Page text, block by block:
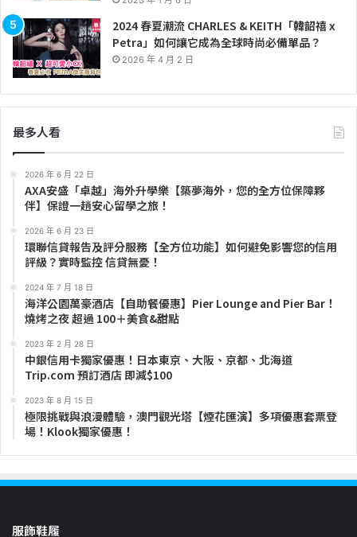
2024 春夏潮流 CHARLES & KEITH「韓韶禧 x
Petra」如何讓它成為全球時尚必備單品？
2026 年 4 月 2 日
最多人看
2026 年 6 月 22 日
AXA安盛「卓越」海外升學樂【築夢海外，您的全方位保障夥
伴】保證一趟安心留學之旅！
2026 年 6 月 23 日
環聯信貸報告及評分服務【全方位功能】如何避免影響您的信用
評級？實時監控 信貸無憂！
2024 年 7 月 18 日
海洋公園萬豪酒店【自助餐優惠】Pier Lounge and Pier Bar！
燒烤之夜 超過 100＋美食&甜點
2023 年 2 月 28 日
中銀信用卡獨家優惠！日本東京、大阪、京都、北海道
Trip.com 預訂酒店 即減$100
2023 年 8 月 15 日
極限挑戰與浪漫體驗，澳門觀光塔【煙花匯演】多項優惠套票登
場！Klook獨家優惠！
服飾鞋履